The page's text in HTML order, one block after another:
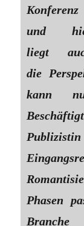
Konferenz
und
liegt
die
kann
Phasen